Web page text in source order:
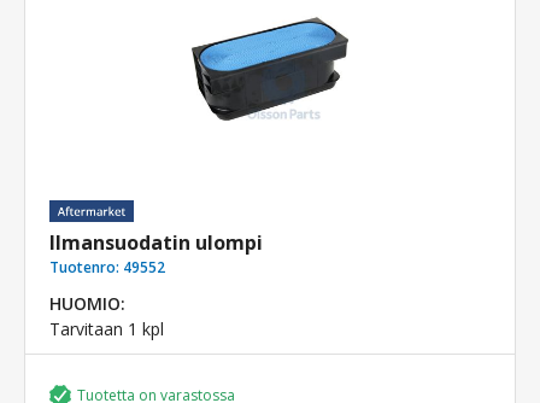
Ilmansuodatin ulompi
Tuotenro: 49552
HUOMIO:
Tarvitaan 1 kpl
Tuotetta on varastossa